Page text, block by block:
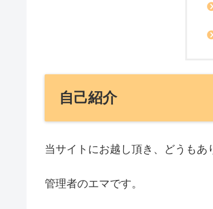
自己紹介
当サイトにお越し頂き、どうもあ
管理者のエマです。